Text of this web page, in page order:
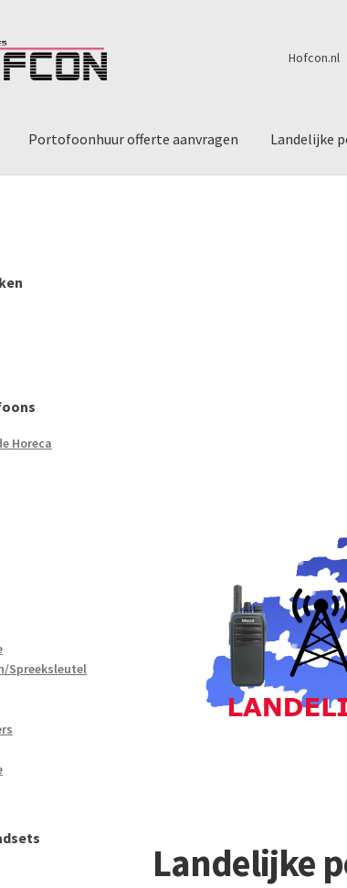
Hofcon.nl
Portofoonhuur offerte aanvragen Landelijke
Landelijke
Horeca
Spreeksleutel